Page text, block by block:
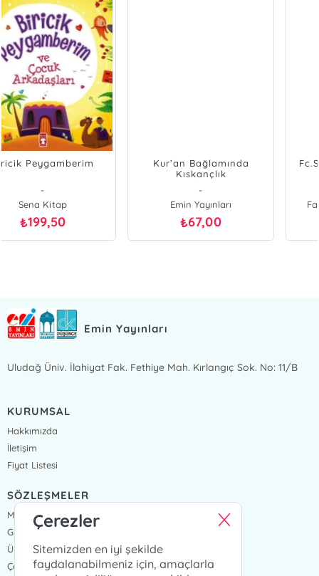
Kur’an Bağlamında
Emin Yayınları
₺
Fc.Süper Fine Min 75Mm
Faber Castell (Kırtasiye)
₺
Emin Yayınları
Uludağ Üniv. İlahiyat Fak. Fethiye Mah. Kırlangıç Sok. No: 11/B
KURUMSAL
Hakkımızda
İletişim
Fiyat Listesi
SÖZLEŞMELER
Mesafeli Satış Sözleşmesi
Gizlilik Sözleşmesi
Üyelik Sözleşmesi
Çerez Politikası
Çerezler
Sitemizden en iyi şekilde
faydalanabilmeniz için, amaçlarla